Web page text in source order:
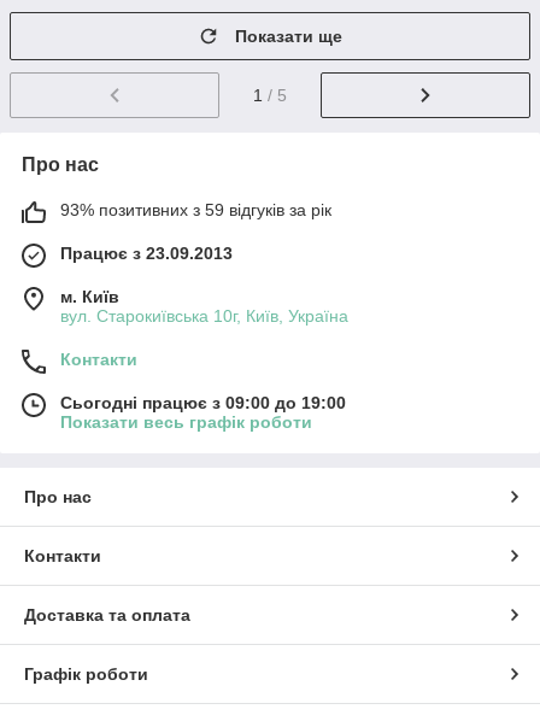
Показати ще
1 / 5
Про нас
93% позитивних з 59 відгуків за рік
Працює з 23.09.2013
м. Київ
вул. Старокиївська 10г, Київ, Україна
Контакти
Сьогодні працює з 09:00 до 19:00
Показати весь графік роботи
Про нас
Контакти
Доставка та оплата
Графік роботи